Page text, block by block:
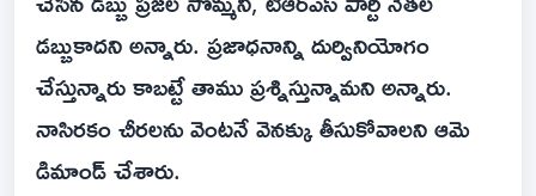
డ‌బ్బుకాద‌ని అన్నారు. ప్రజాధ‌నాన్ని దుర్వినియోగం
చేస్తున్నారు కాబ‌ట్టే తాము ప్ర‌శ్నిస్తున్నామ‌ని అన్నారు.
నాసిర‌కం చీర‌ల‌ను వెంట‌నే వెన‌క్కు తీసుకోవాలని ఆమె
డిమాండ్ చేశారు.